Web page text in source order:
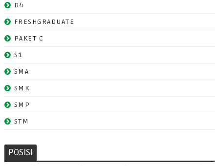
D4
FRESHGRADUATE
PAKET C
S1
SMA
SMK
SMP
STM
POSISI